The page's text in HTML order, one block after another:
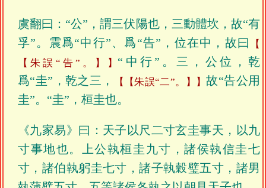
虞翻曰：“公”，謂三伏陽也，三動體坎，故“有
孚”。震爲“中行”、爲“告”，位在中，故曰
【朱誤“告”。】
“中行”。三，公位，乾
爲“圭”，乾之三，
【朱誤“二”。】
故“告公用
圭”。“圭”，桓圭也。
《九家易》曰：天子以尺二寸玄圭事天，以九
寸事地也。上公執桓圭九寸，諸侯執信圭七
寸，諸伯執躬圭七寸，諸子執穀璧五寸，諸男